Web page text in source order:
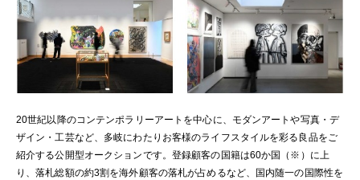
20世紀以降のコンテンポラリーアートを中心に、モダンアートや写真・デ
ザイン・工芸など、多岐にわたりお客様のライフスタイルを彩る良品をご
紹介する公開型オークションです。登録顧客の国籍は60か国（※）に上
り、落札総額の約3割を海外顧客の落札が占めるなど、国内随一の国際性を